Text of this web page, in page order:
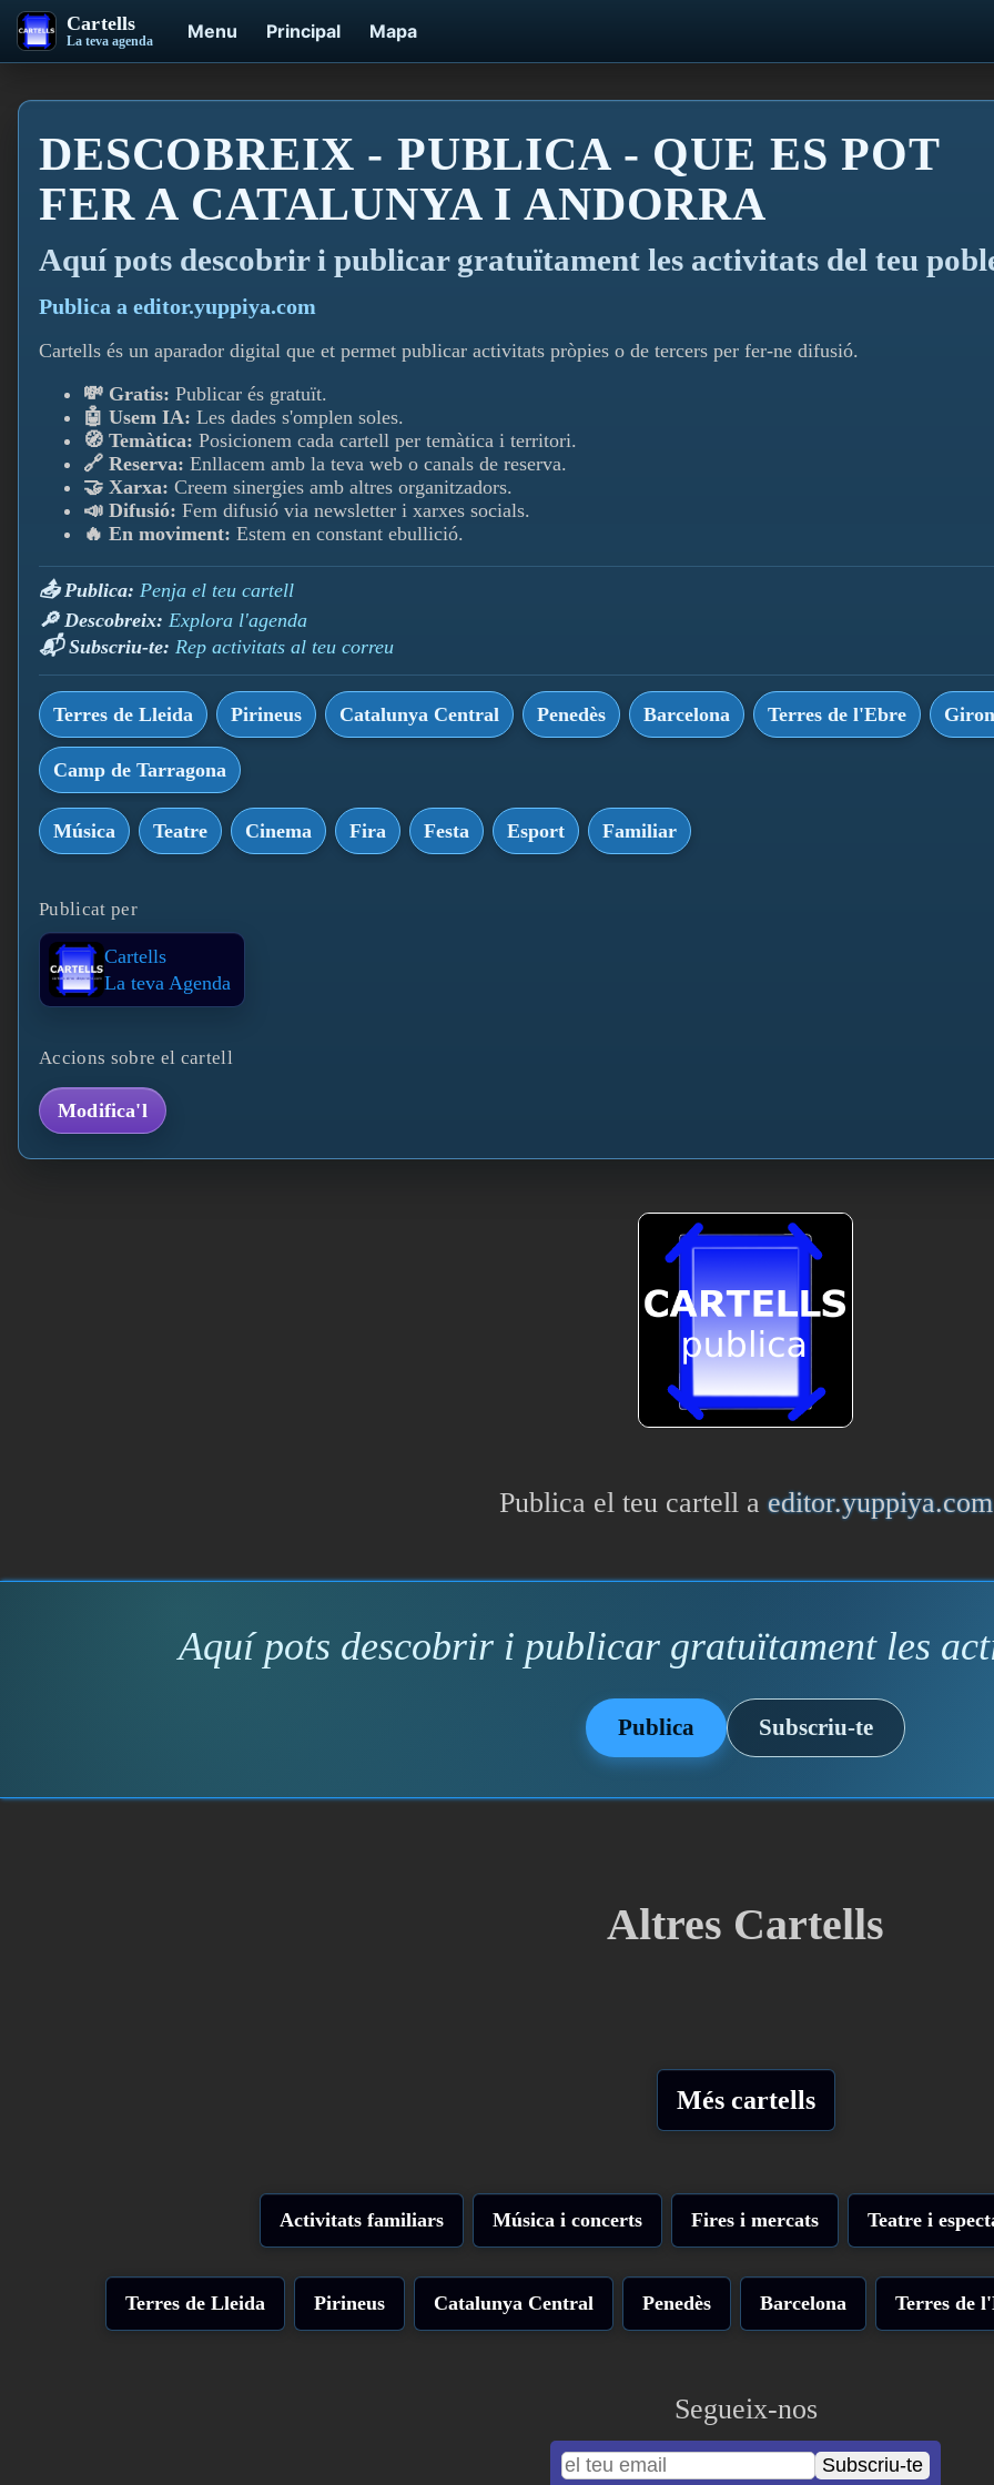
Cartells
La teva agenda Menu Principal Mapa
DESCOBREIX - PUBLICA - QUE ES POT
FER A CATALUNYA I ANDORRA
Aquí­ pots descobrir i publicar gratuïtament les activitats del teu
Publica a editor.yuppiya.com
Cartells és un aparador digital que et permet publicar activitats pròpies o de tercers per fer-ne difusió.
💸 Gratis: Publicar és gratuït.
🤖 Usem IA: Les dades s'omplen soles.
🧭 Temàtica: Posicionem cada cartell per temàtica i territori.
🔗 Reserva: Enllacem amb la teva web o canals de reserva.
🤝 Xarxa: Creem sinergies amb altres organitzadors.
📣 Difusió: Fem difusió via newsletter i xarxes socials.
🔥 En moviment: Estem en constant ebullició.
📤 Publica: Penja el teu cartell
🔎 Descobreix: Explora l'agenda
📬 Subscriu-te: Rep activitats al teu correu
Terres de Lleida Pirineus Catalunya Central Penedès Barcelona Terres de l'Ebre
Camp de Tarragona
Música Teatre Cinema Fira Festa Esport Familiar
Publicat per
Cartells
La teva Agenda
Accions sobre el cartell
Modifica'l
Publica el teu cartell aeditor.yuppiya.com
Aquí pots descobrir i publicar gratuïtament les
Publica Subscriu-te
Altres Cartells
Més cartells
Activitats familiars Música i concerts Fires i mercats Teatre i
Terres de Lleida Pirineus Catalunya Central Penedès Barcelona Terres de
Segueix-nos
Subscriu-te